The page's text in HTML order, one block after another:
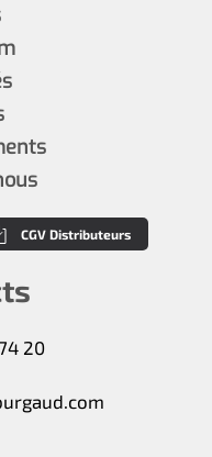
CGV Distributeurs
20